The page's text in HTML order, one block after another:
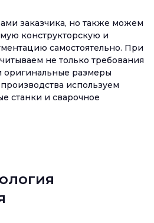
заказчика, но также можем
конструкторскую и
самостоятельно. При
не только требования
оригинальные размеры
используем
станки и сварочное